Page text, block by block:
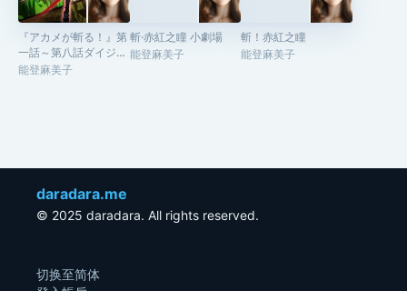
『アカメが斬る！』第
一話～第八話ダイジェ
スト映像
能登麻美子
斬·赤紅之瞳 小劇場
能登麻美子
斬！赤紅之瞳
能登麻美子
daradara.me
© 2025 daradara. All rights reserved.
切换至简体